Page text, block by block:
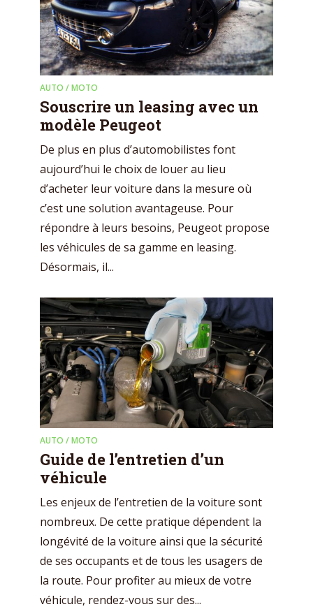
AUTO / MOTO
Souscrire un leasing avec un
modèle Peugeot
De plus en plus d’automobilistes font
aujourd’hui le choix de louer au lieu
d’acheter leur voiture dans la mesure où
c’est une solution avantageuse. Pour
répondre à leurs besoins, Peugeot propose
les véhicules de sa gamme en leasing.
Désormais, il...
AUTO / MOTO
Guide de l’entretien d’un
véhicule
Les enjeux de l’entretien de la voiture sont
nombreux. De cette pratique dépendent la
longévité de la voiture ainsi que la sécurité
de ses occupants et de tous les usagers de
la route. Pour profiter au mieux de votre
véhicule, rendez-vous sur des...